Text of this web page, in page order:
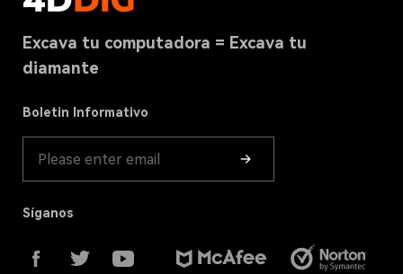
Recuperación de la Papelera
Términos y Condiciones
Política de Cookies(ACTUALIZADA)
Tienda
Excava tu computadora = Excava tu
diamante
Boletin Informativo
Síganos